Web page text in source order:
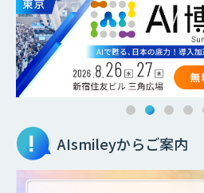
AIsmileyからご案内